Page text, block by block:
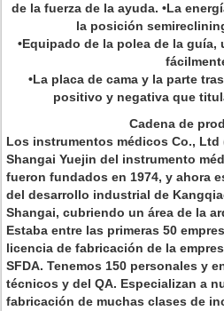
de la fuerza de la ayuda. •La
la posición
•Equipado de la polea de la
•La placa de cama y la parte
positivo y negativa que
Cadena de
Los instrumentos médicos Co., Ltd
Shangai Yuejin del instrumento
fueron fundados en 1974, y ahora
del desarrollo industrial de
Shangai, cubriendo un área de la
Estaba entre las primeras 50
licencia de fabricación de la
SFDA. Tenemos 150 personales y
técnicos y del QA. Especializan a
fabricación de muchas clases de